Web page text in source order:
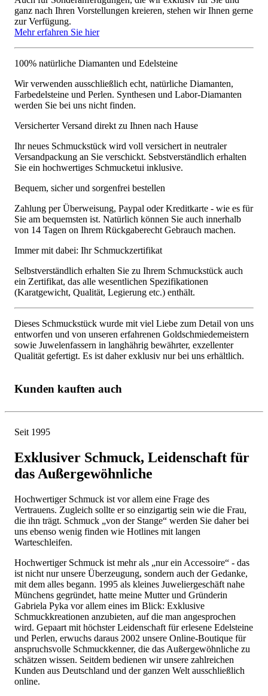
ganz nach Ihren Vorstellungen kreieren, stehen wir Ihnen gerne
zur Verfügung.
Mehr erfahren Sie hier
100% natürliche Diamanten und Edelsteine
Wir verwenden ausschließlich echt, natürliche Diamanten,
Farbedelsteine und Perlen. Synthesen und Labor-Diamanten
werden Sie bei uns nicht finden.
Versicherter Versand direkt zu Ihnen nach Hause
Ihr neues Schmuckstück wird voll versichert in neutraler
Versandpackung an Sie verschickt. Sebstverständlich erhalten
Sie ein hochwertiges Schmucketui inklusive.
Bequem, sicher und sorgenfrei bestellen
Zahlung per Überweisung, Paypal oder Kreditkarte - wie es für
Sie am bequemsten ist. Natürlich können Sie auch innerhalb
von 14 Tagen on Ihrem Rückgaberecht Gebrauch machen.
Immer mit dabei: Ihr Schmuckzertifikat
Selbstverständlich erhalten Sie zu Ihrem Schmuckstück auch
ein Zertifikat, das alle wesentlichen Spezifikationen
(Karatgewicht, Qualität, Legierung etc.) enthält.
Dieses Schmuckstück wurde mit viel Liebe zum Detail von uns
entworfen und von unseren erfahrenen Goldschmiedemeistern
sowie Juwelenfassern in langhährig bewährter, exzellenter
Qualität gefertigt. Es ist daher exklusiv nur bei uns erhältlich.
Kunden kauften auch
Seit 1995
Exklusiver Schmuck, Leidenschaft für
das Außergewöhnliche
Hochwertiger Schmuck ist vor allem eine Frage des
Vertrauens. Zugleich sollte er so einzigartig sein wie die Frau,
die ihn trägt. Schmuck „von der Stange“ werden Sie daher bei
uns ebenso wenig finden wie Hotlines mit langen
Warteschleifen.
Hochwertiger Schmuck ist mehr als „nur ein Accessoire“ - das
ist nicht nur unsere Überzeugung, sondern auch der Gedanke,
mit dem alles begann. 1995 als kleines Juweliergeschäft nahe
Münchens gegründet, hatte meine Mutter und Gründerin
Gabriela Pyka vor allem eines im Blick: Exklusive
Schmuckkreationen anzubieten, auf die man angesprochen
wird. Gepaart mit höchster Leidenschaft für erlesene Edelsteine
und Perlen, erwuchs daraus 2002 unsere Online-Boutique für
anspruchsvolle Schmuckkenner, die das Außergewöhnliche zu
schätzen wissen. Seitdem bedienen wir unsere zahlreichen
Kunden aus Deutschland und der ganzen Welt ausschließlich
online.